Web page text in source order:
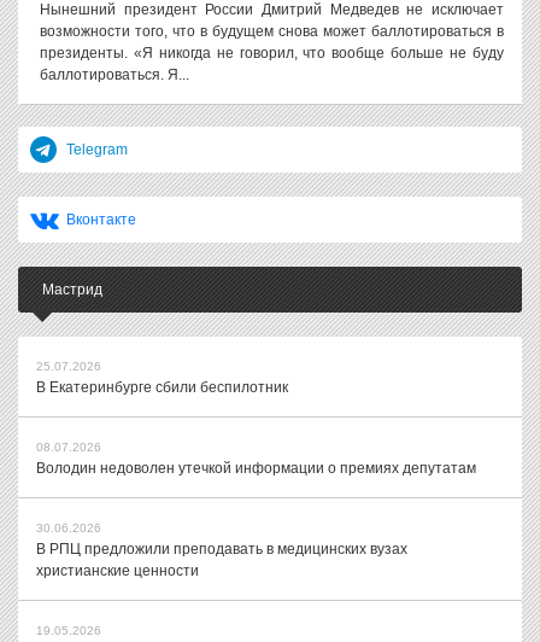
Нынешний президент России Дмитрий Медведев не исключает
возможности того, что в будущем снова может баллотироваться в
президенты. «Я никогда не говорил, что вообще больше не буду
баллотироваться. Я...
Telegram
Вконтакте
Мастрид
25.07.2026
В Екатеринбурге сбили беспилотник
08.07.2026
Володин недоволен утечкой информации о премиях депутатам
30.06.2026
В РПЦ предложили преподавать в медицинских вузах
христианские ценности
19.05.2026